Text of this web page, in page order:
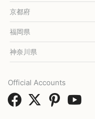
京都府
福岡県
神奈川県
Official Accounts